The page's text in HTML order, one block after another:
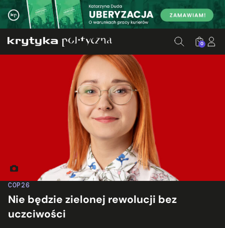
0
COP26
Nie będzie zielonej rewolucji bez
uczciwości
Fot. europeangreens.eu